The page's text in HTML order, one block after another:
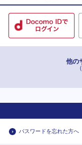
他の
パスワードを忘れた方へ